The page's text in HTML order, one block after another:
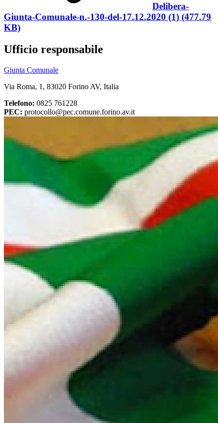
Delibera-
Giunta-Comunale-n.-130-del-17.12.2020 (1) (477.79
KB)
Ufficio responsabile
Giunta Comunale
Via Roma, 1, 83020 Forino AV, Italia
Telefono: 0825 761228
PEC: protocollo@pec.comune.forino.av.it